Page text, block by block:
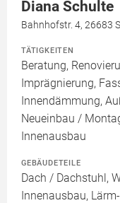
Diana Schulte
Bahnhofstr. 4, 26683
TÄTIGKEITEN
Beratung,
Imprägnierung,
Innendämmung,
Neueinbau /
Innenausbau
GEBÄUDETEILE
Dach / Dachstuhl,
Innenausbau,